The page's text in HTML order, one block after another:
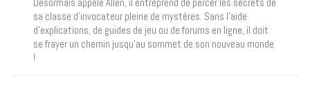
sa classe d’invocateur pleine de mystères. Sans l’aide
d’explications, de guides de jeu ou de forums en ligne, il doit
se frayer un chemin jusqu’au sommet de son nouveau monde
!